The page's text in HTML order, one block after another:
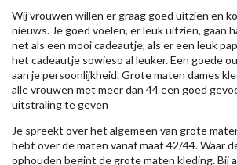
Wij vrouwen willen er graag goed uitzien en
nieuws. Je goed voelen, er leuk uitzien, gaan
net als een mooi cadeautje, als er een leuk
het cadeautje sowieso al leuker. Een goede
aan je persoonlijkheid. Grote maten dames
alle vrouwen met meer dan 44 een goed
uitstraling te geven
Je spreekt over het algemeen van grote
hebt over de maten vanaf maat 42/44. Waar
ophouden begint de grote maten kleding. Bij